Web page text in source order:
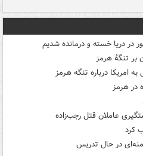
بر تنگۀ هرمز
امریکا درباره تنگه هرمز
در هرمز
عاملان قتل رجب‌زاده
کرد
در حال تدریس